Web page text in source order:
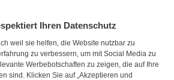
Ihren Datenschutz
weil sie helfen, die Website nutzbar zu
zu verbessern, um mit Social Media zu
Werbebotschaften zu zeigen, die auf Ihre
sind. Klicken Sie auf „Akzeptieren und